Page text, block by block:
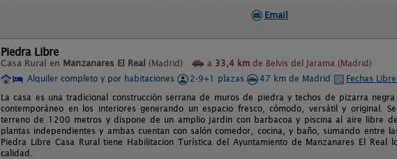
Email
Piedra Libre
Casa Rural en Manzanares El Real (Madrid) a 33,4 km de Belvis del Jarama (Madrid)
Alquiler completo y por habitaciones
2-9+1 plazas 47 km de Madrid
Fechas
La casa es una tradicional construcción serrana de muros de piedra y techos de pizarra
contemporáneo en los interiores generando un espacio fresco, cómodo, versátil y original.
terreno de 1200 metros y dispone de un amplio jardin con barbacoa y piscina al aire libre
plantas independientes y ambas cuentan con salón comedor, cocina, y baño, sumando entre
Piedra Libre Casa Rural tiene Habilitacion Turística del Ayuntamiento de Manzanares El Real
calidad.